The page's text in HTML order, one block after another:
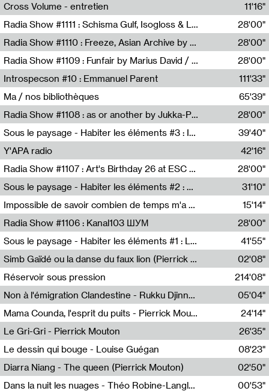
Cross Volume - entretien
11'16"
Radia Show #1111 : Schisma Gulf, Isogloss & Lament For The Old Clock By Harvey Young / Resonance
Resonance
28'00"
Radia Show #1110 : Freeze, Asian Archive by Avita Maheen / Radio Worm
Radio WORM
28'00"
Radia Show #1109 : Funfair by Marius David / JET FM
Jet FM
28'00"
Introspecson #10 : Emmanuel Parent
Pierre Henry,Emmanuel Parent
111'33"
Ma / nos bibliothèques
Sarah Tritz,Elene Lapiashivili,Justin Marconnet,Mateo Cuche,Esther Lechevalier,Suzie Lecroart,Romance Castelet
65'39"
Radia Show #1108 : as or another by Jukka-Pekka Kervinen / Rádio Zero
Radio Zero
28'00"
Sous le paysage - Habiter les éléments #3 : Interprétations, rituels et symboliques des éléments
Nastassja Martin
39'40"
Y'APA radio
Pierrick Mouton
42'16"
Radia Show #1107 : Art's Birthday 26 at ESC - Medien Kunst Labor
Radio Helsinki
28'00"
Sous le paysage - Habiter les éléments #2 : Vers le tournant élémentaire
Nastassja Martin
31'10"
Impossible de savoir combien de temps m'a échappé
Mélanie Blaison,Mateo Cuin
15'14"
Radia Show #1106 : Kanal103 ШУМ
Kanal103
28'00"
Sous le paysage - Habiter les éléments #1 : Les éléments et les débordements du vivant
Nastassja Martin
41'55"
Simb Gaïdé ou la danse du faux lion (Pierrick Mouton)
Pierrick Mouton,Simb Gaïdé
02'08"
Réservoir sous pression
214'08"
Non à l'émigration Clandestine - Rukku Djinne Squad (Eden Tinto Collins)
Eden Tinto Collins,Rukku Djinne
05'04"
Mama Counda, l'esprit du puits - Pierrick Mouton
Pierrick Mouton
24'14"
Le Gri-Gri - Pierrick Mouton
Pierrick Mouton
26'35"
Le dessin qui bouge - Louise Guégan
Louise Guégan
08'23"
Diarra Niang - The queen (Pierrick Mouton)
Pierrick Mouton,Diarra Niang
02'50"
Dans la nuit les nuages - Théo Robine-Langlois
00'53"